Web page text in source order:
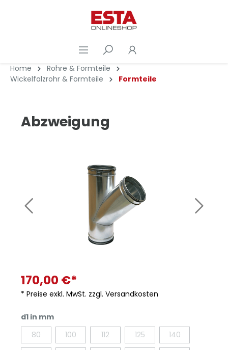
Home
Rohre & Formteile
Wickelfalzrohr & Formteile
Formteile
Abzweigung
170,00 €*
* Preise exkl. MwSt. zzgl. Versandkosten
d1 in mm
80
100 112 125 140